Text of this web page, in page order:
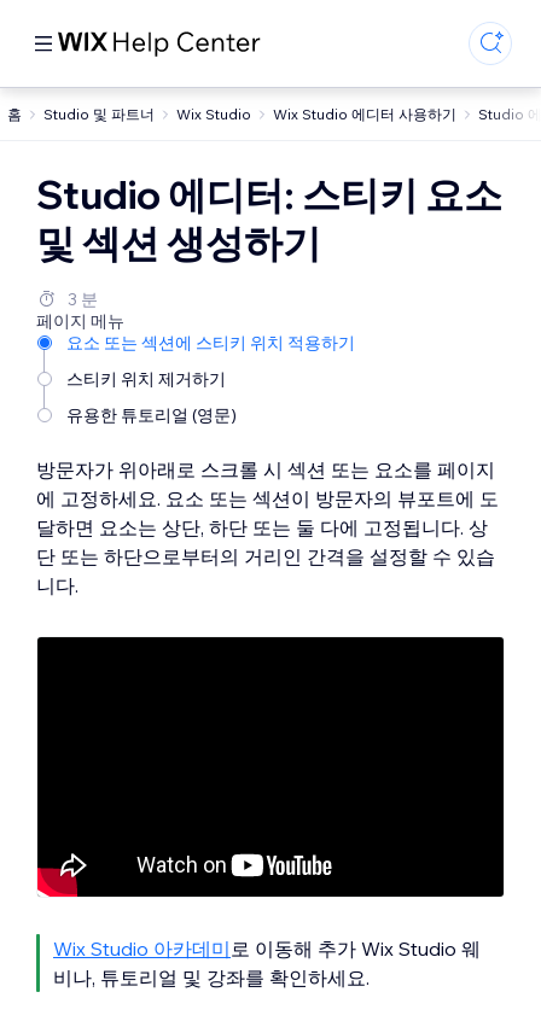
홈 Studio 및 파트너 Wix Studio Wix Studio 에디터 사용하기 Studio
Studio 에디터: 스티키 요소
및 섹션 생성하기
3 분
페이지 메뉴
요소 또는 섹션에 스티키 위치 적용하기
스티키 위치 제거하기
유용한 튜토리얼 (영문)
방문자가 위아래로 스크롤 시 섹션 또는 요소를 페이지
에 고정하세요. 요소 또는 섹션이 방문자의 뷰포트에 도
달하면 요소는 상단, 하단 또는 둘 다에 고정됩니다. 상
단 또는 하단으로부터의 거리인 간격을 설정할 수 있습
니다.
Wix Studio 아카데미로 이동해 추가 Wix Studio 웨
비나, 튜토리얼 및 강좌를 확인하세요.